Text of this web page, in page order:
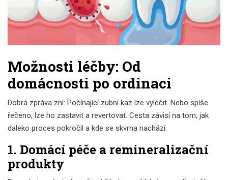
Možnosti léčby: Od
domácnosti po ordinaci
Dobrá zpráva zní: Počínající zubní kaz lze vyléčit. Nebo spíše
řečeno, lze ho zastavit a revertovat. Cesta závisí na tom, jak
daleko proces pokročil a kde se skvrna nachází.
1. Domácí péče a remineralizační
produkty